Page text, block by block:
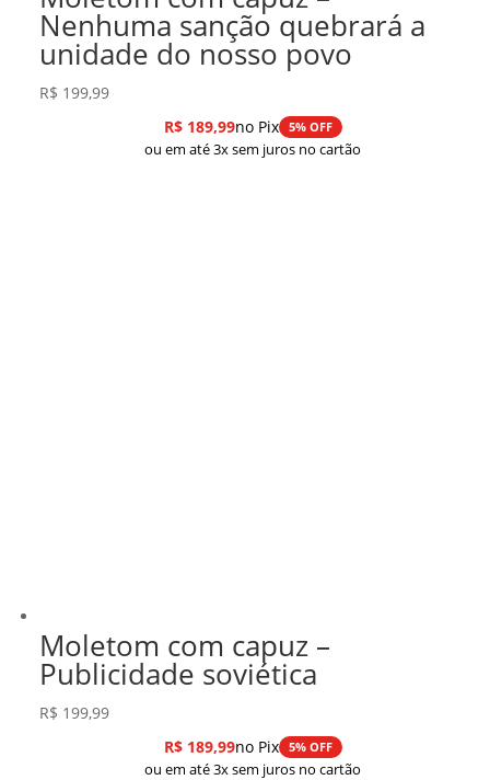
Nenhuma sanção quebrará a
unidade do nosso povo
R$ 199,99
R$189,99no Pix 5% OFF
ou em até 3x sem juros no cartão
Moletom com capuz –
Publicidade soviética
R$ 199,99
R$189,99no Pix 5% OFF
ou em até 3x sem juros no cartão